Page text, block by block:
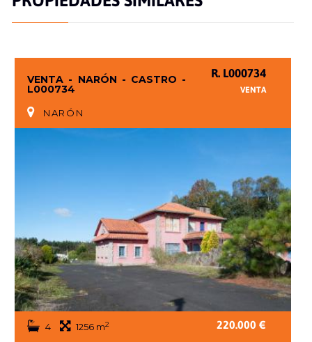
VENTA - NARÓN - CASTRO -
L000734
NARÓN
R. L000734
VENTA
4 1256 m2 220.000 €